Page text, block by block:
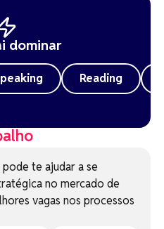
dominar
Reading
te ajudar a se
no mercado de
vagas nos processos